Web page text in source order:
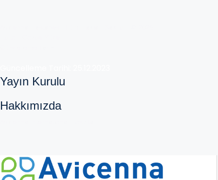
Yayın Kurulu
Hakkımızda